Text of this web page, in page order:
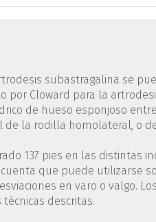
subastragalina se
por Cloward para la
de hueso esponjoso
la rodilla homolateral, o
137 pies en las distintas
que puede utilizarse
en varo o valgo.
descritas.